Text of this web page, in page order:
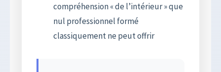
compréhension « de l’intérieur » que
nul professionnel formé
classiquement ne peut offrir